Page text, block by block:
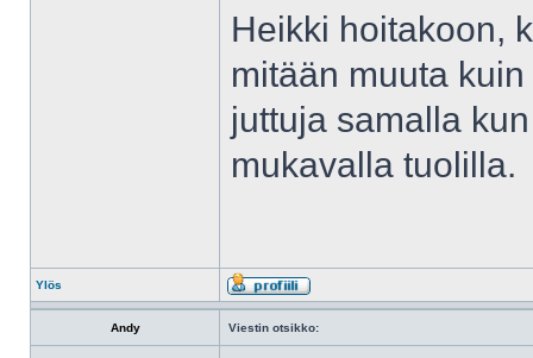
Heikki hoitakoon,
mitään muuta
juttuja samalla
mukavalla tuolilla.
Ylös
Andy Viestin otsikko: